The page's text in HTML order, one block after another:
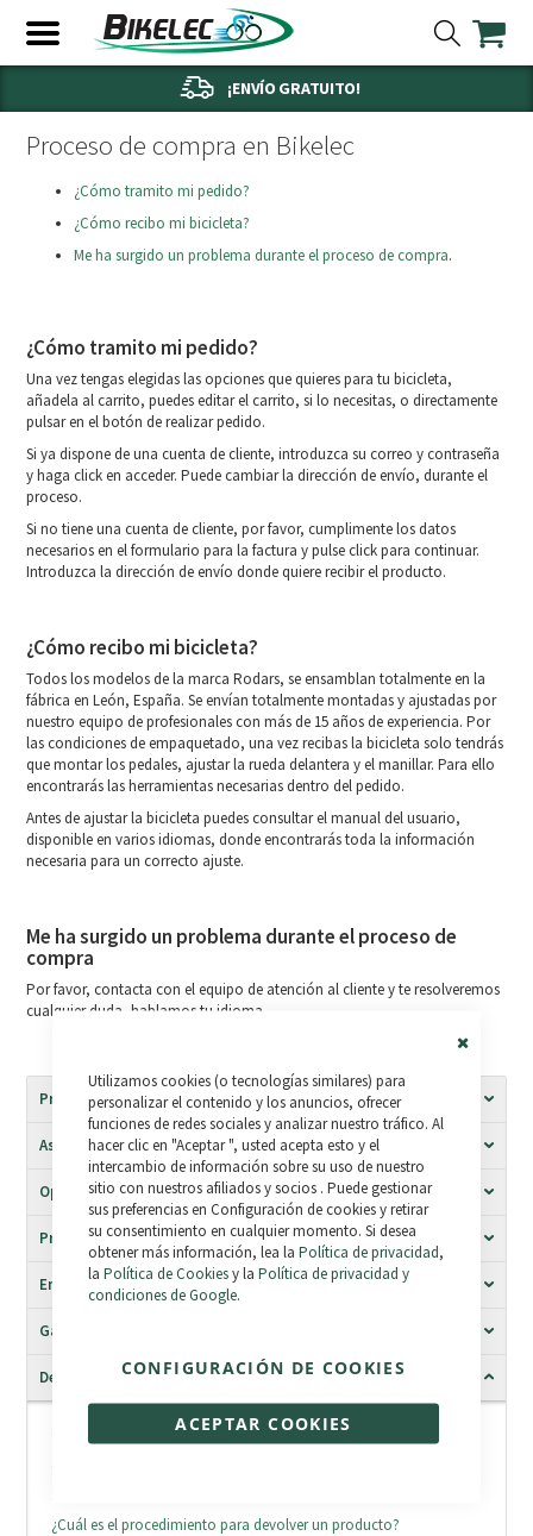
Bar
Utilizamos cookies (o tecnologías similares) para
personalizar el contenido y los anuncios, ofrecer
funciones de redes sociales y analizar nuestro tráfico. Al
hacer clic en "Aceptar ", usted acepta esto y el
intercambio de información sobre su uso de nuestro
sitio con nuestros afiliados y socios . Puede gestionar
sus preferencias en Configuración de cookies y retirar
su consentimiento en cualquier momento. Si desea
obtener más información, lea la Política de privacidad,
la Política de Cookiesy la Política de privacidad y
condiciones de Google.
ACEPTAR COOKIES
CONFIGURACIÓN DE COOKIES
¡ENVÍO GRATUITO!
Proceso de compra en Bikelec
¿Cómo tramito mi pedido?
¿Cómo recibo mi bicicleta?
Me ha surgido un problema durante el proceso de compra.
¿Cómo tramito mi pedido?
Una vez tengas elegidas las opciones que quieres para tu bicicleta,
añadela al carrito, puedes editar el carrito, si lo necesitas, o directamente
pulsar en el botón de realizar pedido.
Si ya dispone de una cuenta de cliente, introduzca su correo y contraseña
y haga click en acceder. Puede cambiar la dirección de envío, durante el
proceso.
Si no tiene una cuenta de cliente, por favor, cumplimente los datos
necesarios en el formulario para la factura y pulse click para continuar.
Introduzca la dirección de envío donde quiere recibir el producto.
¿Cómo recibo mi bicicleta?
Todos los modelos de la marca Rodars, se ensamblan totalmente en la
fábrica en León, España. Se envían totalmente montadas y ajustadas por
nuestro equipo de profesionales con más de 15 años de experiencia. Por
las condiciones de empaquetado, una vez recibas la bicicleta solo tendrás
que montar los pedales, ajustar la rueda delantera y el manillar. Para ello
encontrarás las herramientas necesarias dentro del pedido.
Antes de ajustar la bicicleta puedes consultar el manual del usuario,
disponible en varios idiomas, donde encontrarás toda la información
necesaria para un correcto ajuste.
Me ha surgido un problema durante el proceso de
compra
Por favor, contacta con el equipo de atención al cliente y te resolveremos
cualquier duda, hablamos tu idioma.
Proceso de compra en Bikelec
Asesoramiento en la compra
Opciones de pago
Proceso de fabricación
Envío y transporte
Garantía de los productos
Devoluciones
¿Como puedo realizar la devolución?
¿Cuál es el procedimiento para devolver un producto?